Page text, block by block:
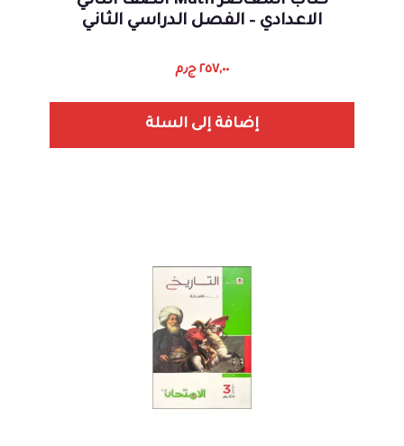
الاعدادي – الفصل الدراسي الثاني
٢٥٧,٠٠ ج٫م
إضافة إلى السلة